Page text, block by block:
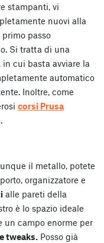
stampanti, vi
nuovi alla
passo
Si tratta di una
in cui basta avviare la
automatico
Inoltre, come
corsi Prusa
il metallo, potete
organizzatore e
alle pareti della
è lo spazio ideale
un campo enorme per
tweaks. Posso già